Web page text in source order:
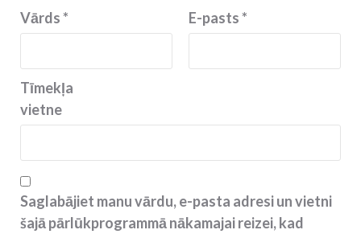
Vārds* E-pasts*
Tīmekļa
vietne
Saglabājiet manu vārdu, e-pasta adresi un vietni
šajā pārlūkprogrammā nākamajai reizei, kad